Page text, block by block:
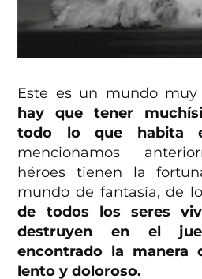
Este es un mundo muy
hay que tener
todo lo que habita
mencionamos
héroes tienen la
mundo de fantasía, de
de todos los seres
destruyen en el
encontrado la manera
lento y doloroso.